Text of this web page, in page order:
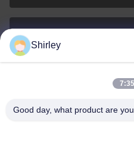
E-Mail-Adresse
0086-
Shirley
Good day, what product are